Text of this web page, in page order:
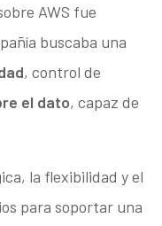
AWS fue
buscaba una
, control de
el dato, capaz de
la flexibilidad y el
para soportar una